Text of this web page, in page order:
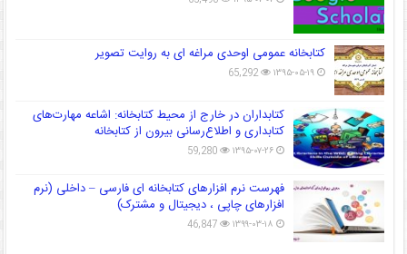
کتابخانه عمومی اوحدی مراغه ای به روایت تصویر
۱۳۹۵-۰۵-۱۹ 65,292
کتابداران در خارج از محیط کتابخانه: اشاعه مهارت‌های
کتابداری و اطلاع‌رسانی بیرون از کتابخانه
۱۳۹۵-۰۷-۲۶ 59,280
فهرست نرم افزارهای کتابخانه ای فارسی – داخلی (نرم
افزارهای چاپی ، دیجیتال و مشترک)
۱۳۹۹-۰۳-۱۸ 46,847